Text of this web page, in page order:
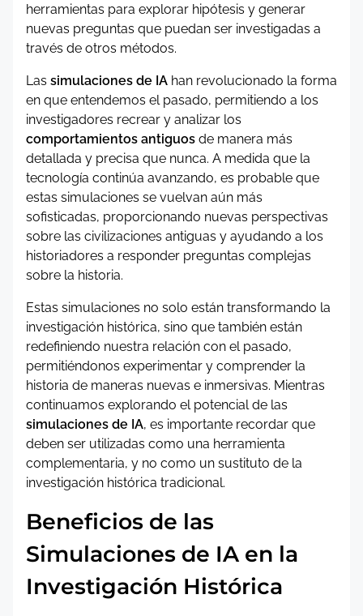
herramientas para explorar hipótesis y generar
nuevas preguntas que puedan ser investigadas a
través de otros métodos.
Las simulaciones de IA han revolucionado la forma
en que entendemos el pasado, permitiendo a los
investigadores recrear y analizar los
comportamientos antiguos de manera más
detallada y precisa que nunca. A medida que la
tecnología continúa avanzando, es probable que
estas simulaciones se vuelvan aún más
sofisticadas, proporcionando nuevas perspectivas
sobre las civilizaciones antiguas y ayudando a los
historiadores a responder preguntas complejas
sobre la historia.
Estas simulaciones no solo están transformando la
investigación histórica, sino que también están
redefiniendo nuestra relación con el pasado,
permitiéndonos experimentar y comprender la
historia de maneras nuevas e inmersivas. Mientras
continuamos explorando el potencial de las
simulaciones de IA, es importante recordar que
deben ser utilizadas como una herramienta
complementaria, y no como un sustituto de la
investigación histórica tradicional.
Beneficios de las
Simulaciones de IA en la
Investigación Histórica